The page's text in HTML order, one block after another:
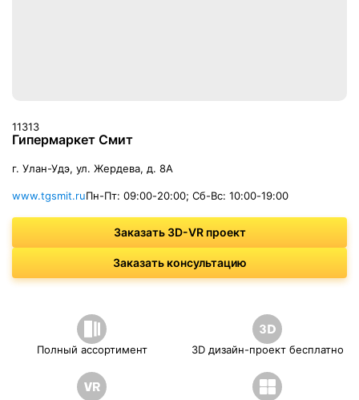
11313
Гипермаркет Смит
г. Улан-Удэ, ул. Жердева, д. 8А
www.tgsmit.ruПн-Пт: 09:00-20:00; Сб-Вс: 10:00-19:00
Заказать 3D-VR проект
Заказать консультацию
Полный ассортимент 3D дизайн-проект бесплатно